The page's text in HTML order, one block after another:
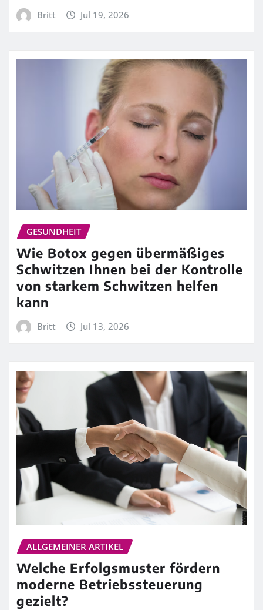
Britt Jul 19, 2026
GESUNDHEIT
Wie Botox gegen übermäßiges
Schwitzen Ihnen bei der Kontrolle
von starkem Schwitzen helfen
kann
Britt Jul 13, 2026
ALLGEMEINER ARTIKEL
Welche Erfolgsmuster fördern
moderne Betriebssteuerung
gezielt?